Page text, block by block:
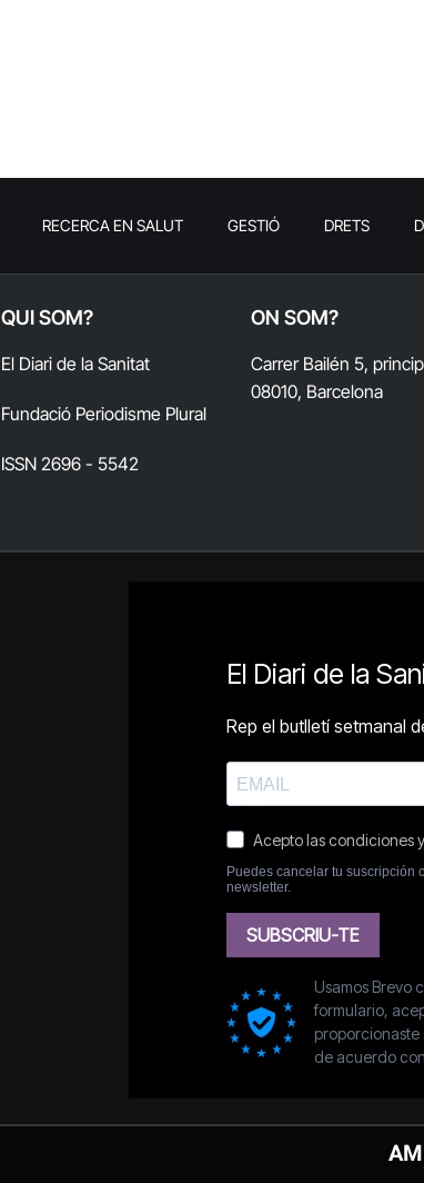
RECERCA EN SALUT GESTIÓ DRETS
QUI SOM?
El Diari de la Sanitat
Fundació Periodisme Plural
ISSN 2696 - 5542
ON SOM?
Carrer Bailén 5,
08010, Barcelona